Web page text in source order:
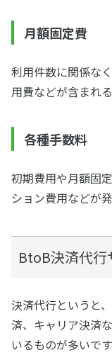
月額固定費
利用件数に関係な
用費などが含まれ
各種手数料
初期費用や月額固
ション費用などが
BtoB決済代行
決済代行というと
済、キャリア決済
いるものが多いで